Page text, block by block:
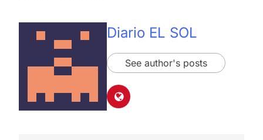
Diario EL SOL
See author's posts